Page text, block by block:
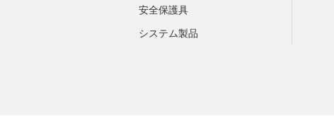
安全保護具
システム製品